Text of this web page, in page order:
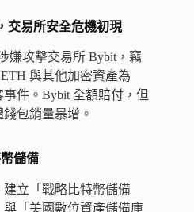
交易所安全危機初現
嫌攻擊交易所 Bybit，竊
與其他加密資產為
件。Bybit 全額賠付，但
包銷量暴增。
儲備
立「戰略比特幣儲備
與「美國數位資產儲備庫